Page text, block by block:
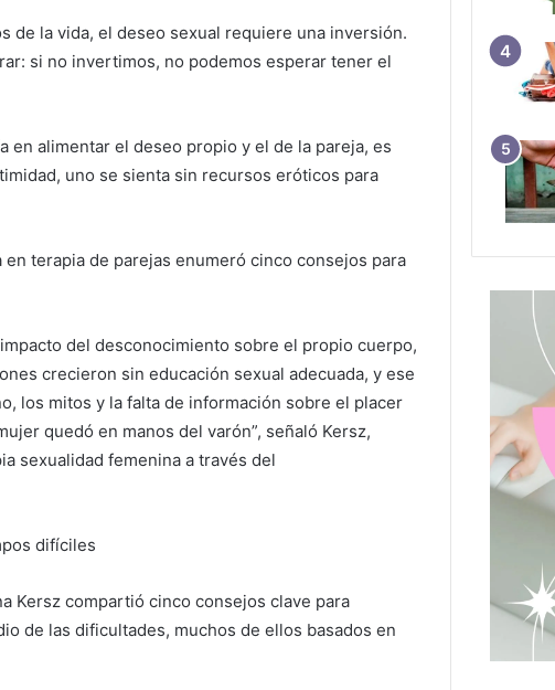
de la vida, el deseo sexual requiere una inversión.
si no invertimos, no podemos esperar tener el
alimentar el deseo propio y el de la pareja, es
uno se sienta sin recursos eróticos para
terapia de parejas enumeró cinco consejos para
del desconocimiento sobre el propio cuerpo,
crecieron sin educación sexual adecuada, y ese
los mitos y la falta de información sobre el placer
quedó en manos del varón”, señaló Kersz,
sexualidad femenina a través del
difíciles
Kersz compartió cinco consejos clave para
de las dificultades, muchos de ellos basados en